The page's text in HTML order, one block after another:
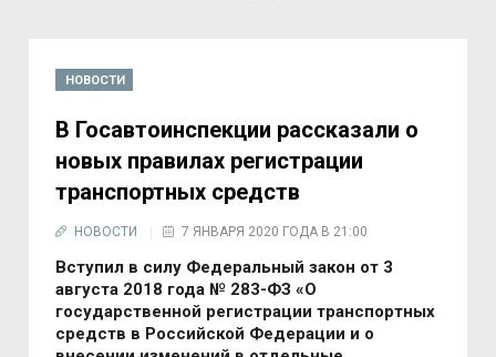
НОВОСТИ
В Госавтоинспекции рассказали о
новых правилах регистрации
транспортных средств
НОВОСТИ 7 ЯНВАРЯ 2020 ГОДА В 21:00
Вступил в силу Федеральный закон от 3
августа 2018 года № 283-ФЗ «О
государственной регистрации транспортных
средств в Российской Федерации и о